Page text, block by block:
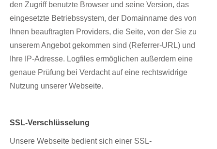
den Zugriff benutzte Browser und seine Version, das
eingesetzte Betriebssystem, der Domainname des von
Ihnen beauftragten Providers, die Seite, von der Sie zu
unserem Angebot gekommen sind (Referrer-URL) und
Ihre IP-Adresse. Logfiles ermöglichen außerdem eine
genaue Prüfung bei Verdacht auf eine rechtswidrige
Nutzung unserer Webseite.
SSL-Verschlüsselung
Unsere Webseite bedient sich einer SSL-